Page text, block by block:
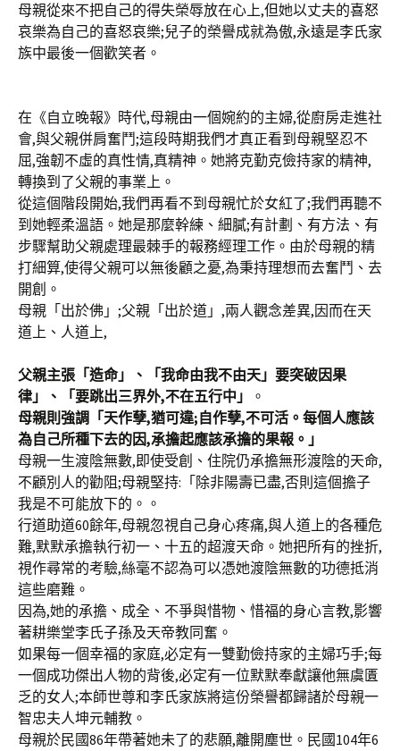
母親從來不把自己的得失榮辱放在心上,但她以丈夫的喜怒
哀樂為自己的喜怒哀樂;兒子的榮譽成就為傲,永遠是李氏家
族中最後一個歡笑者。
在《自立晚報》時代,母親由一個婉約的主婦,從廚房走進社
會,與父親併肩奮鬥;這段時期我們才真正看到母親堅忍不
屈,強韌不虛的真性情,真精神。她將克勤克儉持家的精神,
轉換到了父親的事業上。
從這個階段開始,我們再看不到母親忙於女紅了;我們再聽不
到她輕柔溫語。她是那麼幹練、細膩;有計劃、有方法、有
步驟幫助父親處理最棘手的報務經理工作。由於母親的精
打細算,使得父親可以無後顧之憂,為秉持理想而去奮鬥、去
開創。
母親「出於佛」;父親「出於道」,兩人觀念差異,因而在天
道上、人道上,
父親主張「造命」、「我命由我不由天」要突破因果
律」、「要跳出三界外,不在五行中」
。
母親則強調「天作孽,猶可違;自作孽,不可活。每個人應該
為自己所種下去的因,承擔起應該承擔的果報。」
母親一生渡陰無數,即使受創、住院仍承擔無形渡陰的天命,
不顧別人的勸阻;母親堅持:「除非陽壽已盡,否則這個擔子
我是不可能放下的。。
行道助道60餘年,母親忽視自己身心疼痛,與人道上的各種危
難,默默承擔執行初一、十五的超渡天命。她把所有的挫折,
視作尋常的考驗,絲毫不認為可以憑她渡陰無數的功德抵消
這些磨難。
因為,她的承擔、成全、不爭與惜物、惜福的身心言教,影響
著耕樂堂李氏子孫及天帝教同奮。
如果每一個幸福的家庭,必定有一雙勤儉持家的主婦巧手;每
一個成功傑出人物的背後,必定有一位默默奉獻讓他無虞匱
乏的女人;本師世尊和李氏家族將這份榮譽都歸諸於母親一
智忠夫人坤元輔教。
母親於民國86年帶著她未了的悲願,離開塵世。民國104年6